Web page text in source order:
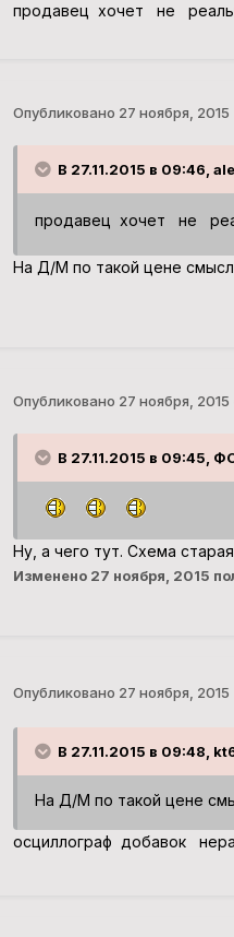
продавец хочет не
Опубликовано 27 ноября, 2015
В 27.11.2015 в 09:46,
продавец хочет не
На Д/М по такой цене
Опубликовано 27 ноября, 2015
В 27.11.2015 в 09:45,
Ну, а чего тут. Схема
Изменено 27 ноября, 2015
Опубликовано 27 ноября, 2015
В 27.11.2015 в 09:48,
На Д/М по такой цене
осциллограф добавок